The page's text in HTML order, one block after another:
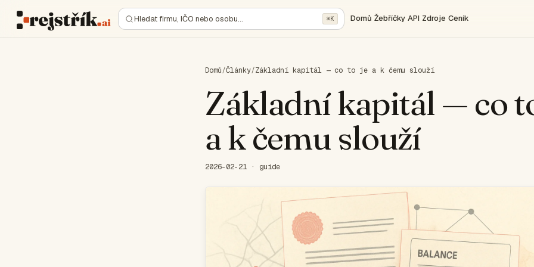
Hledat firmu, IČO nebo osobu… ⌘K Domů Žebříčky API Zdroje Ceník
Domů/Články/Základní kapitál — co to je a k čemu slouží
Základní kapitál — co
a k čemu slouží
2026-02-21 · guide